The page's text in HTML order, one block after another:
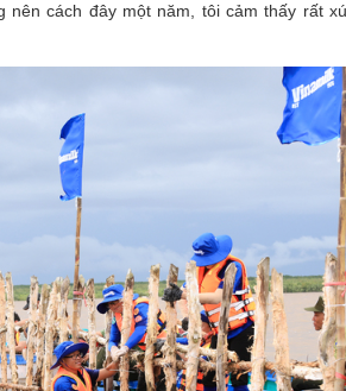
cách đây một năm, tôi cảm thấy rất